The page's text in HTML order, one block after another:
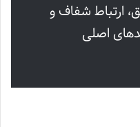
ارتباط شفاف و
اصلی